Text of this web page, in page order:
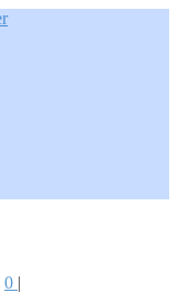
0 |